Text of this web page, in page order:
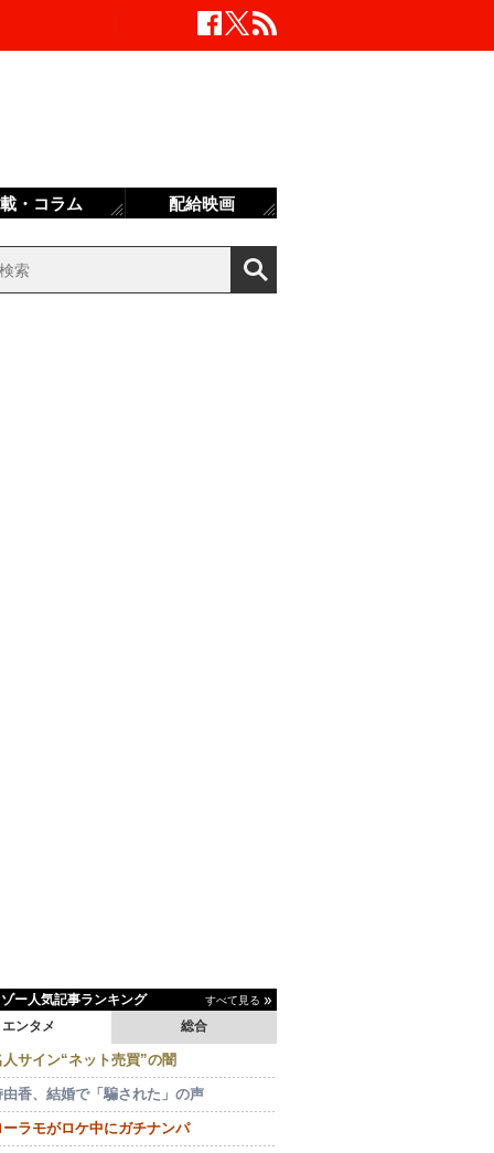
ー人気記事ランキング すべて見る
エンタメ 総合
人サイン“ネット売買”の闇
由香、結婚で「騙された」の声
ーラモがロケ中にガチナンパ
・コラム 配給映画